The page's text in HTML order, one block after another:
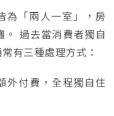
為「兩人一室」，房
。 過去當消費者獨自
有三種處理方式：
外付費，全程獨自住